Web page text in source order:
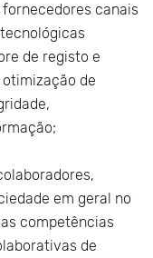
canais
de registo e
de
em geral no
competências
de